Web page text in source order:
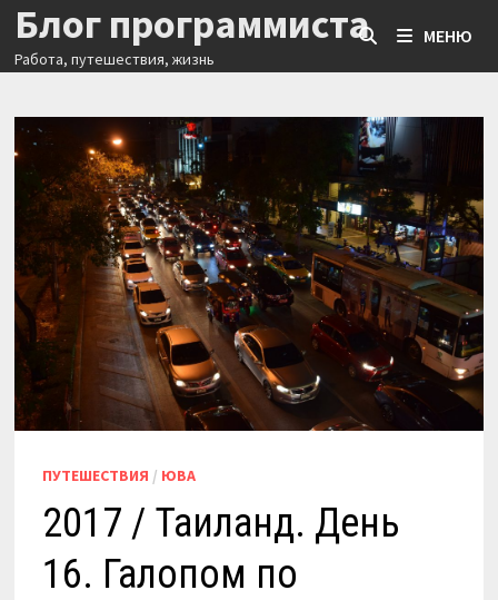
Перейти
содержимому
Блог программиста
Работа, путешествия, жизнь
МЕНЮ
ПУТЕШЕСТВИЯ / ЮВА
2017 / Таиланд. День
16. Галопом по